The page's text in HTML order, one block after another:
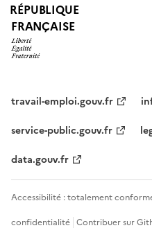
RÉPUBLIQUE
FRANÇAISE
travail-emploi.gouv.fr
service-public.gouv.fr
data.gouv.fr
Accessibilité : totalement
confidentialité Contribuer sur